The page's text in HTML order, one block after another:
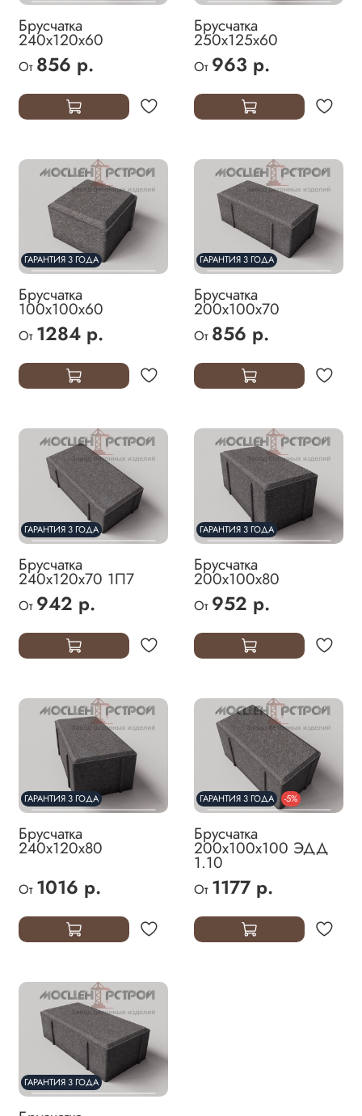
Брусчатка
240х120х60
От 856 р.
Брусчатка
250х125х60
От 963 р.
ГАРАНТИЯ 3 ГОДА
Брусчатка
100х100х60
От 1284 р.
ГАРАНТИЯ 3 ГОДА
Брусчатка
200х100х70
От 856 р.
ГАРАНТИЯ 3 ГОДА
Брусчатка
240х120х70 1П7
От 942 р.
ГАРАНТИЯ 3 ГОДА
Брусчатка
200х100х80
От 952 р.
ГАРАНТИЯ 3 ГОДА
Брусчатка
240х120х80
От 1016 р.
ГАРАНТИЯ 3 ГОДА -5%
Брусчатка
200х100х100 ЭДД
1.10
От 1177 р.
ГАРАНТИЯ 3 ГОДА